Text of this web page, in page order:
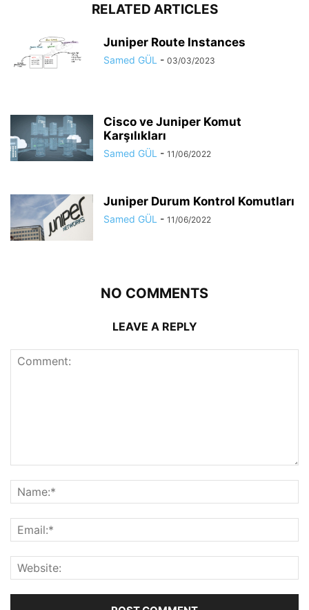
RELATED ARTICLES
Juniper Route Instances
Samed GÜL - 03/03/2023
Cisco ve Juniper Komut
Karşılıkları
Samed GÜL - 11/06/2022
Juniper Durum Kontrol Komutları
Samed GÜL - 11/06/2022
NO COMMENTS
LEAVE A REPLY